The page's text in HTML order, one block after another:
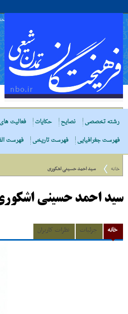
رشته تخصصی
نصایح حکایات فعالیت
فهرست جغرافیایی
فهرست تاریخی فهرست
خانه سید احمد حسینی اشکوری
سید احمد حسینی
خانه جزئیات نظرات کاربران